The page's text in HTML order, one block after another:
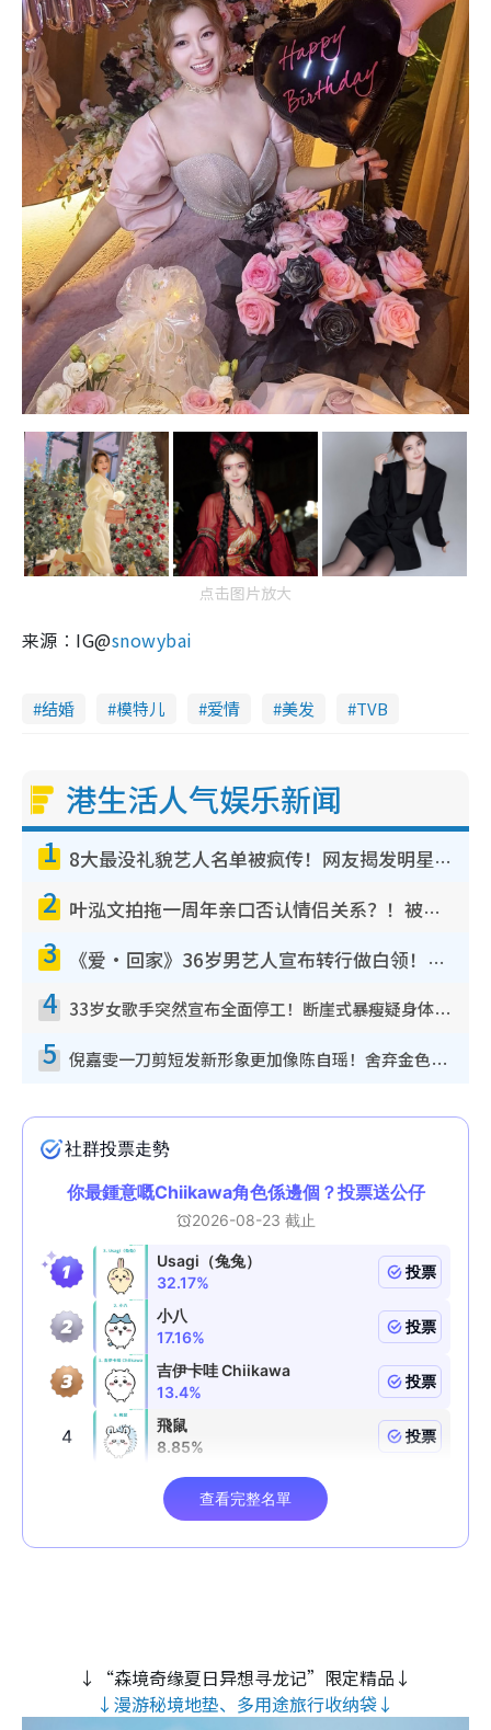
点击图片放大
来源︰IG@snowybai
结婚 模特儿 爱情 美发 TVB
港生活人气娱乐新闻
1 8大最没礼貌艺人名单被疯传！网友揭发明星真面目，一致数落这一位是无品天花板？
2 叶泓文拍拖一周年亲口否认情侣关系？！被质疑感情造假竟称GM“普通同事”
3 《爱·回家》36岁男艺人宣布转行做白领！卸下艺人身份回归素人平淡生活
4 33岁女歌手突然宣布全面停工！断崖式暴瘦疑身体亮红灯！声明曝：将暂时淡出
5 倪嘉雯一刀剪短发新形象更加像陈自瑶！舍弃金色长发造型气质大变超惊喜
↓“森境奇缘夏日异想寻龙记”限定精品↓
↓漫游秘境地垫、多用途旅行收纳袋↓